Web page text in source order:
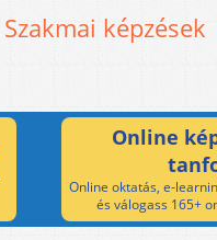
Szakmai képzések
Online
Online oktatás, e-
és válogass 165+